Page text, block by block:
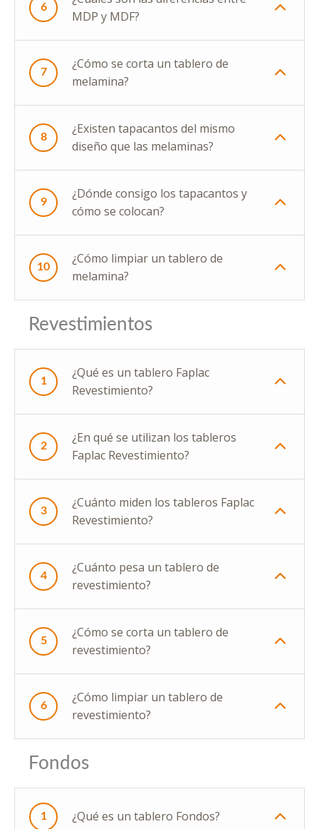
6
MDP y MDF?
7
¿Cómo se corta un tablero de
melamina?
8
¿Existen tapacantos del mismo
diseño que las melaminas?
9
¿Dónde consigo los tapacantos y
cómo se colocan?
10
¿Cómo limpiar un tablero de
melamina?
Revestimientos
1
¿Qué es un tablero Faplac
Revestimiento?
2
¿En qué se utilizan los tableros
Faplac Revestimiento?
3
¿Cuánto miden los tableros Faplac
Revestimiento?
4
¿Cuánto pesa un tablero de
revestimiento?
5
¿Cómo se corta un tablero de
revestimiento?
6
¿Cómo limpiar un tablero de
revestimiento?
Fondos
1 ¿Qué es un tablero Fondos?